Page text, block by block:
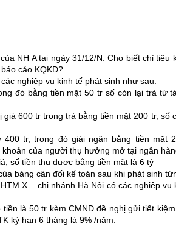
NH A tại ngày 31/12/N. Cho biết chỉ tiêu
cáo KQKD?
nghiệp vụ kinh tế phát sinh như sau:
đó bằng tiền mặt 50 tr số còn lại trả từ
600 tr trong trả bằng tiền mặt 200 tr, số
400 tr, trong đó giải ngân bằng tiền mặt
của người thụ hưởng mở tại ngân
số tiền thu được bằng tiền mặt là 6 tỷ
bảng cân đối kế toán sau khi phát sinh
X – chi nhánh Hà Nội có các nghiệp vụ
là 50 tr kèm CMND đề nghị gửi tiết kiệm
kỳ hạn 6 tháng là 9% /năm.